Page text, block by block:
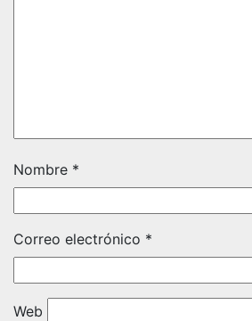
Nombre *
Correo electrónico *
Web